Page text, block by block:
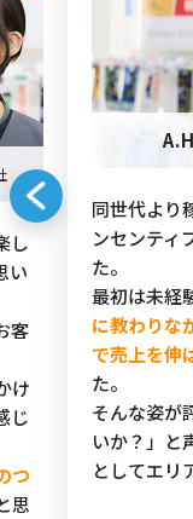
し
い
客
け
じ
つ
思
同世代より
ンセンティ
た。
最初は未経
に教わりな
で売上を伸
た。
そんな姿が
いか？」と
としてエリ